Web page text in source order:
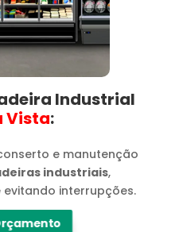
Industrial
Vista​:
e manutenção
industriais,
interrupções.